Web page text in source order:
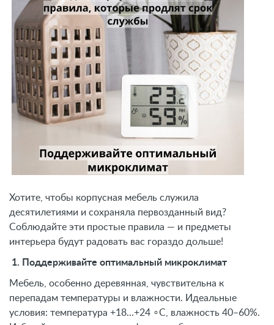
Хотите, чтобы корпусная мебель служила
десятилетиями и сохраняла первозданный вид?
Соблюдайте эти простые правила — и предметы
интерьера будут радовать вас гораздо дольше!
1. Поддерживайте оптимальный микроклимат
Мебель, особенно деревянная, чувствительна к
перепадам температуры и влажности. Идеальные
условия: температура +18...+24 ∘C, влажность 40–60%.